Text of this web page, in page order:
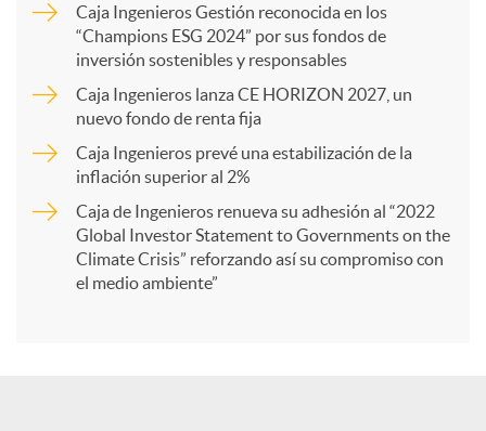
r
Caja Ingenieros Gestión reconocida en los
“Champions ESG 2024” por sus fondos de
inversión sostenibles y responsables
Caja Ingenieros lanza CE HORIZON 2027, un
nuevo fondo de renta fija
Caja Ingenieros prevé una estabilización de la
inflación superior al 2%
Caja de Ingenieros renueva su adhesión al “2022
Global Investor Statement to Governments on the
Climate Crisis” reforzando así su compromiso con
el medio ambiente”